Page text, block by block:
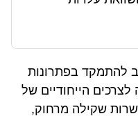
להתמקד בפתרונות
הייחודיים של
שקילה מרחוק,